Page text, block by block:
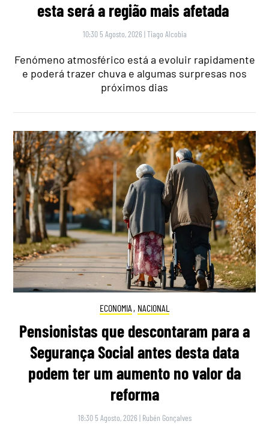
esta será a região mais afetada
10:30 5 Agosto, 2026 |Tiago Alcobia
Fenómeno atmosférico está a evoluir rapidamente
e poderá trazer chuva e algumas surpresas nos
próximos dias
ECONOMIA , NACIONAL
Pensionistas que descontaram para a
Segurança Social antes desta data
podem ter um aumento no valor da
reforma
18:30 5 Agosto, 2026 | Rubén Gonçalves